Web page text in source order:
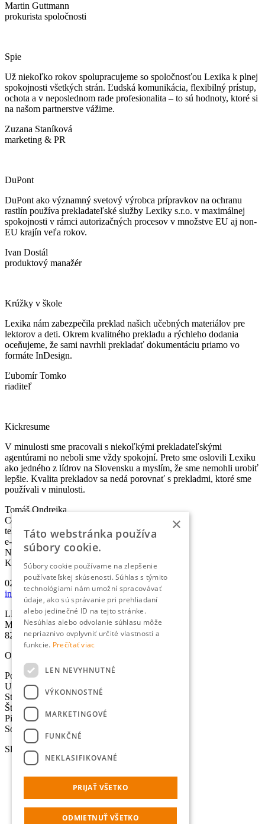
Martin Guttmann
prokurista spoločnosti
Spie
Už niekoľko rokov spolupracujeme so spoločnosťou Lexika k plnej
spokojnosti všetkých strán. Ľudská komunikácia, flexibilný prístup,
ochota a v neposlednom rade profesionalita – to sú hodnoty, ktoré si
na našom partnerstve vážime.
Zuzana Staníková
marketing & PR
DuPont
DuPont ako významný svetový výrobca prípravkov na ochranu
rastlín používa prekladateľské služby Lexiky s.r.o. v maximálnej
spokojnosti v rámci autorizačných procesov v množstve EU aj non-
EU krajín veľa rokov.
Ivan Dostál
produktový manažér
Krúžky v škole
Lexika nám zabezpečila preklad našich učebných materiálov pre
lektorov a deti. Okrem kvalitného prekladu a rýchleho dodania
oceňujeme, že sami navrhli prekladať dokumentáciu priamo vo
formáte InDesign.
Ľubomír Tomko
riaditeľ
Kickresume
V minulosti sme pracovali s niekoľkými prekladateľskými
agentúrami no neboli sme vždy spokojní. Preto sme oslovili Lexiku
ako jedného z lídrov na Slovensku a myslím, že sme nemohli urobiť
lepšie. Kvalita prekladov sa nedá porovnať s prekladmi, ktoré sme
používali v minulosti.
Tomáš Ondrejka
Co-founder & Head of Marketing
telefón: +421 2 5010 6700
e-mail:
info@lexika.sk
Nájdete nás:
Kontakty
02/501 067 00
info@lexika.sk
LEXIKA s.r.o.
Miletičova 21
821 09 Bratislava
Otváracie hodiny
Pondelok: 8:30-17:00 hod.
Utorok: 8:30-17:00 hod.
Streda: 8:30-17:00 hod.
Štvrtok: 8:30-17:00 hod.
Piatok: 8:30-17:00 hod.
Sobota - Nedeľa: Zatvorené
Služby
Úradné preklady
Lokalizácia
Výpočet normostrán
×
Táto webstránka používa
súbory cookie.
Súbory cookie používame na zlepšenie
používateľskej skúsenosti. Súhlas s týmito
technológiami nám umožní spracovávať
údaje, ako sú správanie pri prehliadaní
alebo jedinečné ID na tejto stránke.
Nesúhlas alebo odvolanie súhlasu môže
nepriaznivo ovplyvniť určité vlastnosti a
funkcie. Prečítať viac
LEN NEVYHNUTNÉ
VÝKONNOSTNÉ
MARKETINGOVÉ
FUNKČNÉ
NEKLASIFIKOVANÉ
PRIJAŤ VŠETKO
ODMIETNUŤ VŠETKO